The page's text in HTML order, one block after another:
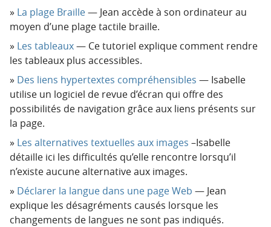
La plage Braille— Jean accède à son ordinateur au
moyen d’une plage tactile braille.
Les tableaux— Ce tutoriel explique comment rendre
les tableaux plus accessibles.
Des liens hypertextes compréhensibles — Isabelle
utilise un logiciel de revue d’écran qui offre des
possibilités de navigation grâce aux liens présents sur
la page.
Les alternatives textuelles aux images –Isabelle
détaille ici les difficultés qu’elle rencontre lorsqu’il
n’existe aucune alternative aux images.
Déclarer la langue dans une page Web — Jean
explique les désagréments causés lorsque les
changements de langues ne sont pas indiqués.